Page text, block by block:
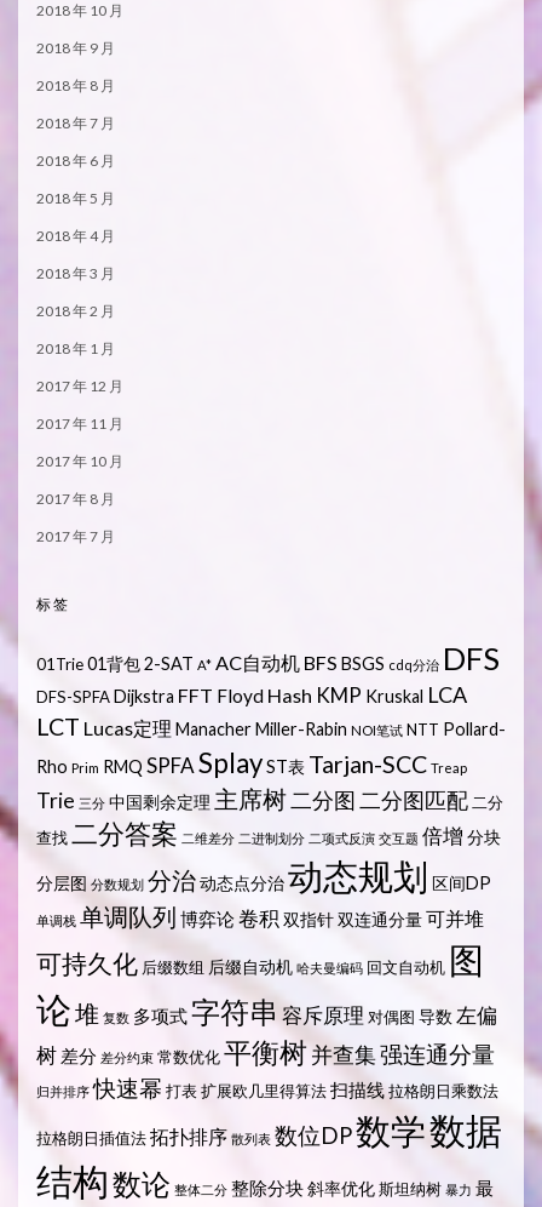
2018 年 10 月
2018 年 9 月
2018 年 8 月
2018 年 7 月
2018 年 6 月
2018 年 5 月
2018 年 4 月
2018 年 3 月
2018 年 2 月
2018 年 1 月
2017 年 12 月
2017 年 11 月
2017 年 10 月
2017 年 8 月
2017 年 7 月
标签
01Trie01背包2-SAT A* AC自动机 BFS BSGS cdq分治 DFS
DFS-SPFADijkstra FFT Floyd Hash KMP Kruskal LCA
LCT Lucas定理 ManacherMiller-Rabin NOI笔试 NTT Pollard-
Rho Prim RMQ SPFASplayST表 Tarjan-SCC Treap
Trie 三分 中国剩余定理 主席树二分图 二分图匹配 二分
查找二分答案 二维差分 二进制划分 二项式反演 交互题 倍增 分块
分层图 分数规划 分治动态点分治动态规划 区间DP
单调栈 单调队列 博弈论卷积 双指针双连通分量可并堆
可持久化 后缀数组 后缀自动机 哈夫曼编码 回文自动机 图
论堆 复数 多项式字符串 容斥原理 对偶图 导数 左偏
树 差分 差分约束 常数优化平衡树并查集强连通分量
归并排序 快速幂 打表扩展欧几里得算法扫描线拉格朗日乘数法
拉格朗日插值法拓扑排序 散列表 数位DP数学数据
结构数论 整体二分 整除分块斜率优化斯坦纳树 暴力 最